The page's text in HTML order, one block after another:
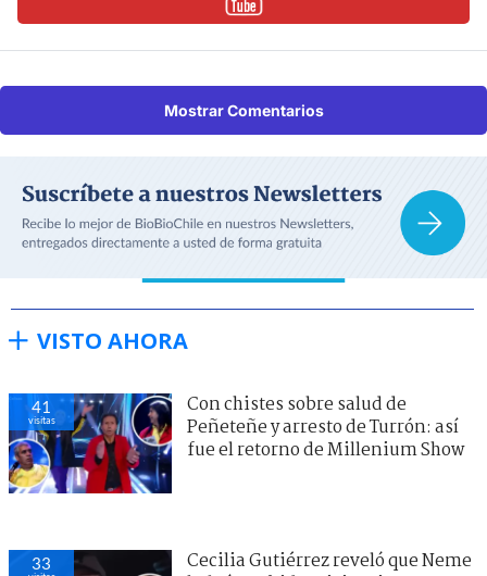
Mostrar Comentarios
VISTO AHORA
41
visitas
Con chistes sobre salud de
Peñeteñe y arresto de Turrón: así
fue el retorno de Millenium Show
33
Cecilia Gutiérrez reveló que Neme